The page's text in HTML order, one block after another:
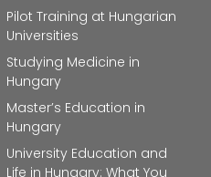
Pilot Training at Hungarian
Universities
Studying Medicine in
Hungary
Master’s Education in
Hungary
University Education and
Life in Hungary: What You